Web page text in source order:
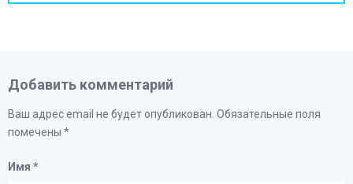
Добавить комментарий
Ваш адрес email не будет опубликован. Обязательные поля
помечены *
Имя *